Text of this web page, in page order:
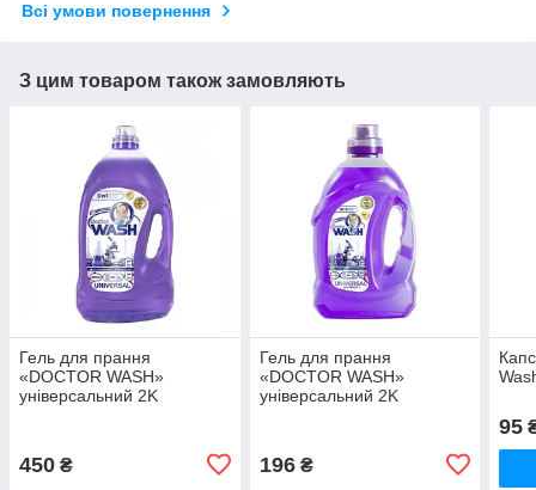
Всі умови повернення
З цим товаром також замовляють
Гель для прання
«DOCTOR WASH»
універсальний 2K
450 ₴
Гель для прання
«DOCTOR WASH»
універсальний 2K
196₴
95